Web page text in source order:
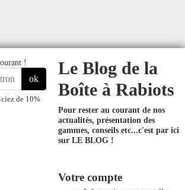
!
ok
de 10%
Le Blog de la
Boîte à Rabiots
Pour rester au courant de nos
actualités, présentation des
gammes, conseils etc...c'est par ici
sur LE BLOG !
Votre compte